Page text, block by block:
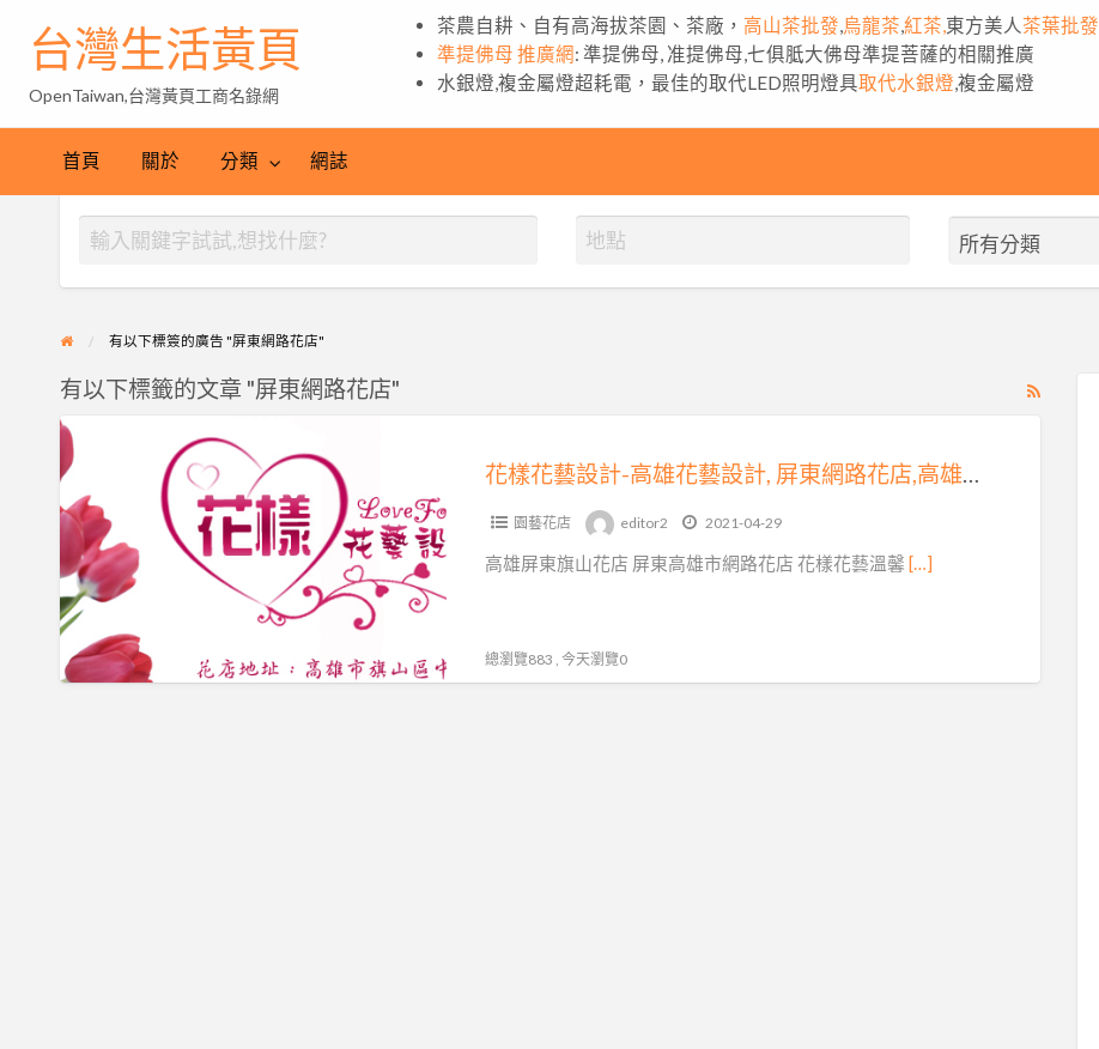
台灣生活黃頁
OpenTaiwan,台灣黃頁工商名錄網
茶農自耕、自有高海拔茶園、茶廠， 高山茶批發 烏龍茶 紅茶, 東方美人 茶葉批發
準提佛母 推廣網: 準提佛母, 准提佛母,七俱胝大佛母準提菩薩的相關推廣
水銀燈,複金屬燈超耗電，最佳的取代LED照明燈具取代水銀燈 ,複金屬燈
首頁 關於 分類 網誌
有以下標簽的廣告 "屏東網路花店"
RSS
花
有以下標籤的文章 "屏東網路花店"
花
樣
花
藝
設
計-
高
雄
花
花樣花藝設計-高雄花藝設計, 屏東網路花店,高雄網路花店,會場佈置
園藝花店 editor2 2021-04-29
高雄屏東旗山花店 屏東高雄市網路花店 花樣花藝溫馨 […]
總瀏覽883 , 今天瀏覽0